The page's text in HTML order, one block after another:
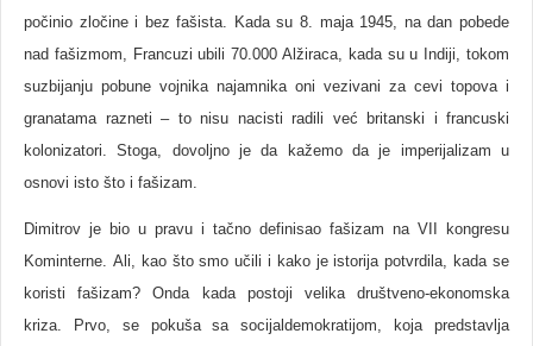
počinio zločine i bez fašista. Kada su 8. maja 1945, na dan pobede
nad fašizmom, Francuzi ubili 70.000 Alžiraca, kada su u Indiji, tokom
suzbijanju pobune vojnika najamnika oni vezivani za cevi topova i
granatama razneti – to nisu nacisti radili već britanski i francuski
kolonizatori. Stoga, dovoljno je da kažemo da je imperijalizam u
osnovi isto što i fašizam.
Dimitrov je bio u pravu i tačno definisao fašizam na VII kongresu
Kominterne. Ali, kao što smo učili i kako je istorija potvrdila, kada se
koristi fašizam? Onda kada postoji velika društveno-ekonomska
kriza. Prvo, se pokuša sa socijaldemokratijom, koja predstavlja